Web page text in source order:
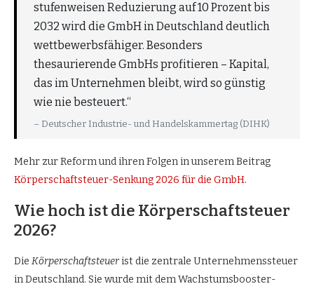
stufenweisen Reduzierung auf 10 Prozent bis
2032 wird die GmbH in Deutschland deutlich
wettbewerbsfähiger. Besonders
thesaurierende GmbHs profitieren – Kapital,
das im Unternehmen bleibt, wird so günstig
wie nie besteuert.“
– Deutscher Industrie- und Handelskammertag (DIHK)
Mehr zur Reform und ihren Folgen in unserem Beitrag
Körperschaftsteuer-Senkung 2026 für die GmbH.
Wie hoch ist die Körperschaftsteuer
2026?
Die Körperschaftsteuer ist die zentrale Unternehmenssteuer
in Deutschland. Sie wurde mit dem Wachstumsbooster-